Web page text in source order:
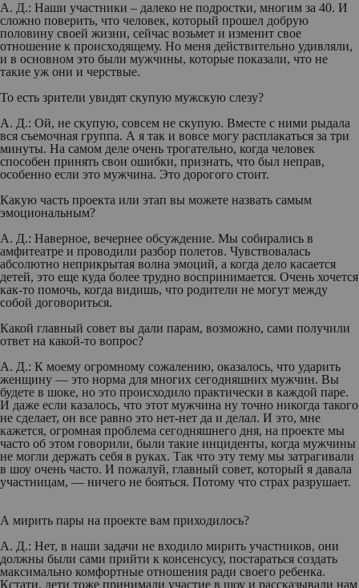
А. Д.: Наши участники – далеко не подростки, многим за 40. И
сложно поверить, что человек, который прошел добрую
половину своей жизни, сейчас возьмет и изменит свое
отношение к происходящему. Но меня действительно удивляли,
и в основном это были мужчины, которые показали, что не
такие уж они и черствые.
То есть зрители увидят скупую мужскую слезу?
А. Д.: Ой, не скупую, совсем не скупую. Вместе с ними рыдала
вся съемочная группа. А я так и вовсе могу расплакаться за три
минуты. На самом деле очень трогательно, когда человек
способен принять свои ошибки, признать, что был неправ,
особенно если это мужчина. Это дорогого стоит.
Какую часть проекта или этап вы можете назвать самым
эмоциональным?
А. Д.: Наверное, вечернее обсуждение. Мы собирались в
амфитеатре и проводили разбор полетов. Чувствовалась
абсолютно неприкрытая волна эмоций, а когда дело касается
детей, это еще куда более трудно воспринимается. Очень хочется
как-то помочь, когда видишь, что родители не могут между
собой договориться.
Какой главный совет вы дали парам, возможно, сами получили
ответ на какой-то вопрос?
А. Д.: К моему огромному сожалению, оказалось, что ударить
женщину — это норма для многих сегодняшних мужчин. Вы
будете в шоке, но это происходило практически в каждой паре.
И даже если казалось, что этот мужчина ну точно никогда такого
не сделает, он все равно это нет-нет да и делал. И это, мне
кажется, огромная проблема сегодняшнего дня, на проекте мы
часто об этом говорили, были такие инциденты, когда мужчины
не могли держать себя в руках. Так что эту тему мы затрагивали
в шоу очень часто. И пожалуй, главный совет, который я давала
участницам, — ничего не бояться. Потому что страх разрушает.
А мирить пары на проекте вам приходилось?
А. Д.: Нет, в наши задачи не входило мирить участников, они
должны были сами прийти к консенсусу, постараться создать
максимально комфортные отношения ради своего ребенка.
Кстати, дети тоже принимали участие в шоу и рассказывали нам